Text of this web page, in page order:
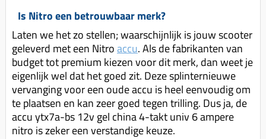
Koeling (delen)
Overbrenging
Is Nitro een betrouwbaar merk?
Laten we het zo stellen; waarschijnlijk is jouw scooter
geleverd met een Nitroaccu. Als de fabrikanten van
budget tot premium kiezen voor dit merk, dan weet je
eigenlijk wel dat het goed zit. Deze splinternieuwe
vervanging voor een oude accu is heel eenvoudig om
te plaatsen en kan zeer goed tegen trilling. Dus ja, de
accu ytx7a-bs 12v gel china 4-takt univ 6 ampere
nitro is zeker een verstandige keuze.